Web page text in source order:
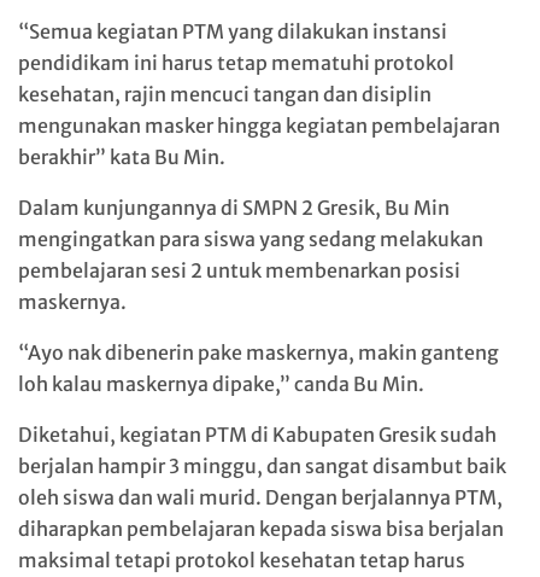
“Semua kegiatan PTM yang dilakukan instansi
pendidikam ini harus tetap mematuhi protokol
kesehatan, rajin mencuci tangan dan disiplin
mengunakan masker hingga kegiatan pembelajaran
berakhir” kata Bu Min.
Dalam kunjungannya di SMPN 2 Gresik, Bu Min
mengingatkan para siswa yang sedang melakukan
pembelajaran sesi 2 untuk membenarkan posisi
maskernya.
“Ayo nak dibenerin pake maskernya, makin ganteng
loh kalau maskernya dipake,” canda Bu Min.
Diketahui, kegiatan PTM di Kabupaten Gresik sudah
berjalan hampir 3 minggu, dan sangat disambut baik
oleh siswa dan wali murid. Dengan berjalannya PTM,
diharapkan pembelajaran kepada siswa bisa berjalan
maksimal tetapi protokol kesehatan tetap harus